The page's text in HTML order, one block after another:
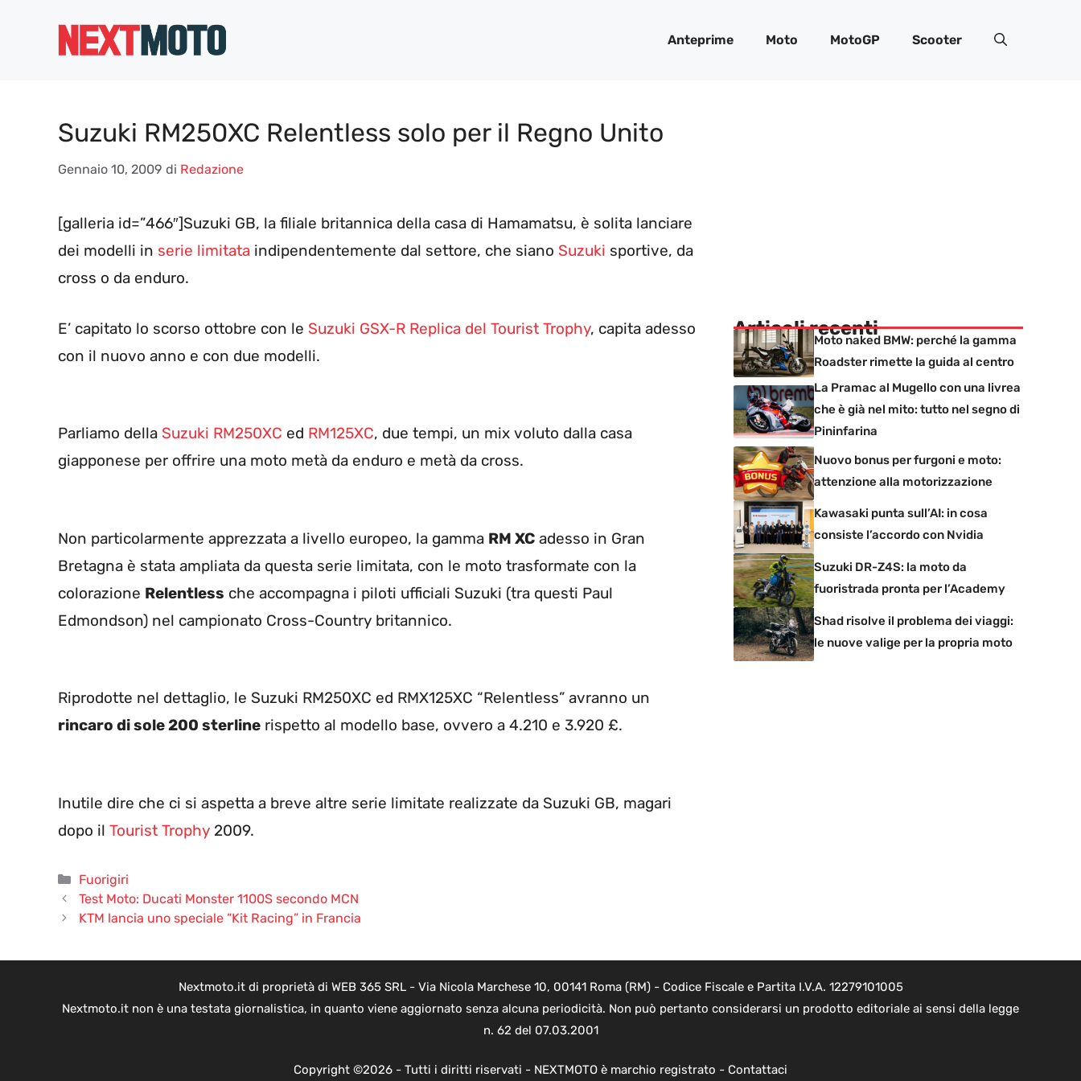
Anteprime Moto MotoGP Scooter
Suzuki RM250XC Relentless solo per il Regno Unito
Gennaio 10, 2009 di Redazione
[galleria id=”466″]Suzuki GB, la filiale britannica della casa di Hamamatsu, è solita lanciare
dei modelli in serie limitata indipendentemente dal settore, che siano Suzuki sportive, da
cross o da enduro.
E’ capitato lo scorso ottobre con le Suzuki GSX-R Replica del Tourist Trophy, capita adesso
con il nuovo anno e con due modelli.
Parliamo della Suzuki RM250XC ed RM125XC, due tempi, un mix voluto dalla casa
giapponese per offrire una moto metà da enduro e metà da cross.
Non particolarmente apprezzata a livello europeo, la gamma RM XC adesso in Gran
Bretagna è stata ampliata da questa serie limitata, con le moto trasformate con la
colorazione Relentless che accompagna i piloti ufficiali Suzuki (tra questi Paul
Edmondson) nel campionato Cross-Country britannico.
Riprodotte nel dettaglio, le Suzuki RM250XC ed RMX125XC “Relentless” avranno un
rincaro di sole 200 sterline rispetto al modello base, ovvero a 4.210 e 3.920 £.
Inutile dire che ci si aspetta a breve altre serie limitate realizzate da Suzuki GB, magari
dopo il Tourist Trophy 2009.
Categorie
Fuorigiri
Test Moto: Ducati Monster 1100S secondo MCN
KTM lancia uno speciale “Kit Racing” in Francia
Articoli recenti
Moto naked BMW: perché la gamma
Roadster rimette la guida al centro
La Pramac al Mugello con una livrea
che è già nel mito: tutto nel segno di
Pininfarina
Nuovo bonus per furgoni e moto:
attenzione alla motorizzazione
Kawasaki punta sull’AI: in cosa
consiste l’accordo con Nvidia
Suzuki DR-Z4S: la moto da
fuoristrada pronta per l’Academy
Shad risolve il problema dei viaggi:
le nuove valige per la propria moto
Nextmoto.it di proprietà di WEB 365 SRL - Via Nicola Marchese 10, 00141 Roma (RM) - Codice Fiscale e Partita I.V.A. 12279101005
Nextmoto.it non è una testata giornalistica, in quanto viene aggiornato senza alcuna periodicità. Non può pertanto considerarsi un prodotto editoriale ai sensi della legge
n. 62 del 07.03.2001
Copyright ©2026 - Tutti i diritti riservati - NEXTMOTO è marchio registrato - Contattaci